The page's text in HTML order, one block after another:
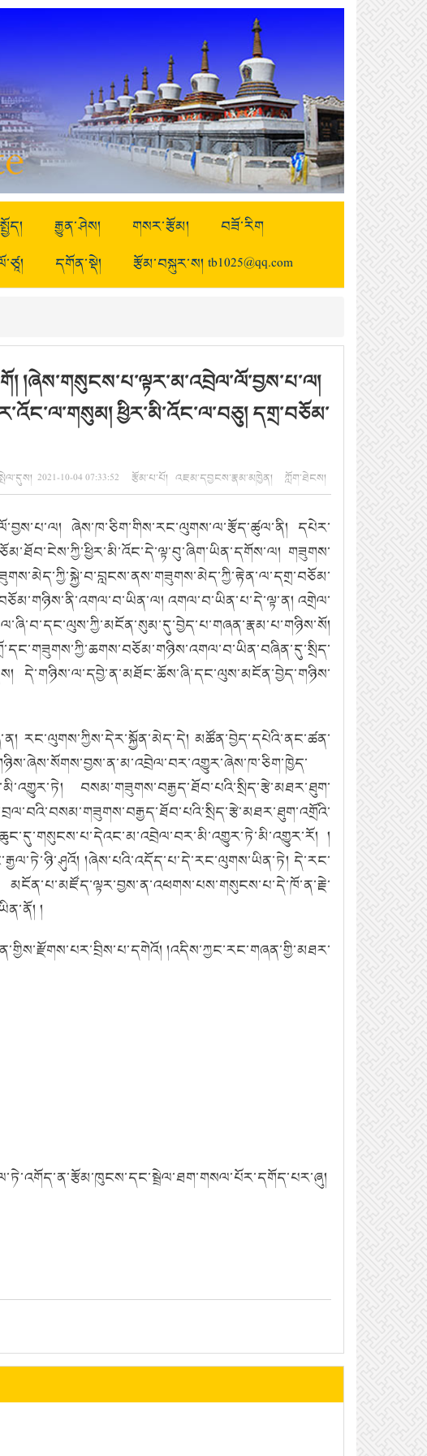
རྒྱུན་ཤེས། གསར་རྩོམ།
བཟོ་རིག
དགོན་སྡེ། རྩོམ་བསྐུར་ས། tb1025@qq.com
།ཞེས་གསུངས་པ་ལྟར་མ་འབྲེལ་ལོ་བྱས་པ་ལ།
ཕྱིར་མི་འོང་ལ་བཅུ། དགྲ་བཅོམ་
2021-10-04 07:33:52 རྩོམ་པ་པོ། འཇམ་དབྱངས་རྣམ་མཁྱེན། ཀློག་ཐེངས།
ཞེས་ཁ་ཅིག་གིས་རང་ལུགས་ལ་རྩོད་ཚུལ་ནི། དཔེར་
གཟུགས་
འགལ་བ་ཡིན་པ་དེ་ལྟ་ན། འགྲེལ་
དེ་གཉིས་ལ་དབྱེ་ན་མཐོང་ཆོས་ཞི་དང་ལུས་མངོན་བྱེད་གཉིས་
རང་ལུགས་ཀྱིས་དེར་སྐྱོན་མེད་དེ། མཚོན་བྱེད་དཔེའི་ནང་ཚན་
བསམ་གཟུགས་བརྒྱད་ཐོབ་པའི་སྲིད་རྩེ་མཐར་ཐུག་
།
།ཞེས་པའི་འདོད་པ་དེ་རང་ལུགས་ཡིན་ཏེ། དེ་རང་
།
།འདིས་ཀྱང་རང་གཞན་གྱི་མཐར་